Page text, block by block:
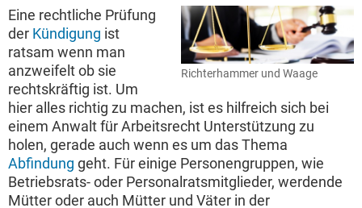
Richterhammer und Waage
Eine rechtliche Prüfung
der Kündigung ist
ratsam wenn man
anzweifelt ob sie
rechtskräftig ist. Um
hier alles richtig zu machen, ist es hilfreich sich bei
einem Anwalt für Arbeitsrecht Unterstützung zu
holen, gerade auch wenn es um das Thema
Abfindung geht. Für einige Personengruppen, wie
Betriebsrats- oder Personalratsmitglieder, werdende
Mütter oder auch Mütter und Väter in der